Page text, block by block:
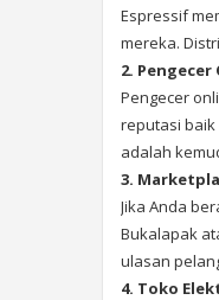
Espressif
mereka.
2.
Pengecer
reputasi baik
adalah
3.
Jika Anda
Bukalapak
ulasan
4. Toko